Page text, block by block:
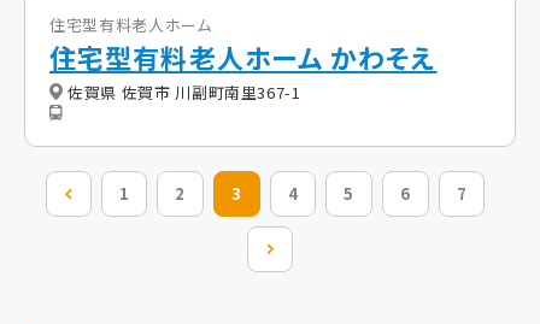
住宅型有料老人ホーム
住宅型有料老人ホーム かわそえ
佐賀県 佐賀市 川副町南里367-1
前の20件
1 2 3 4 5 6 7